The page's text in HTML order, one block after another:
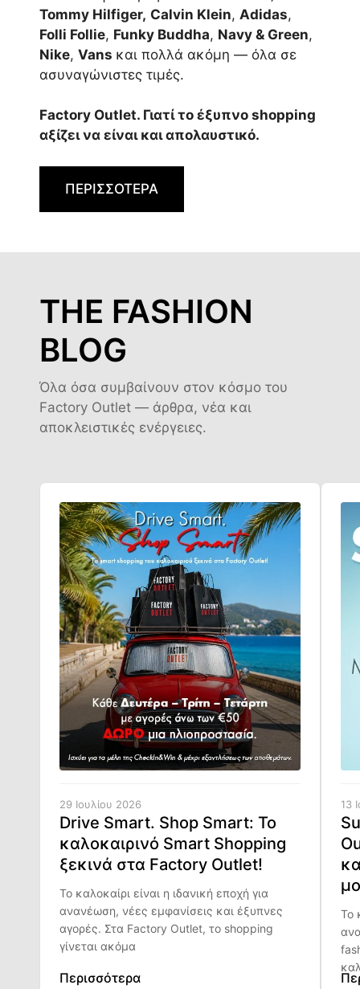
Tommy Hilfiger, Calvin Klein, Adidas,
Folli Follie, Funky Buddha, Navy & Green,
Nike, Vans και πολλά ακόμη — όλα σε
ασυναγώνιστες τιμές.
Factory Outlet. Γιατί το έξυπνο shopping
αξίζει να είναι και απολαυστικό.
ΠΕΡΙΣΣΟΤΕΡΑ
THE FASHION
BLOG
Όλα όσα συμβαίνουν στον κόσμο του
Factory Outlet — άρθρα, νέα και
αποκλειστικές ενέργειες.
29 Ιουλίου 2026
Drive Smart. Shop Smart: Το
καλοκαιρινό Smart Shopping
ξεκινά στα Factory Outlet!
Το καλοκαίρι είναι η ιδανική εποχή για
ανανέωση, νέες εμφανίσεις και έξυπνες
αγορές. Στα Factory Outlet, το shopping
γίνεται ακόμα
Περισσότερα
13
Το